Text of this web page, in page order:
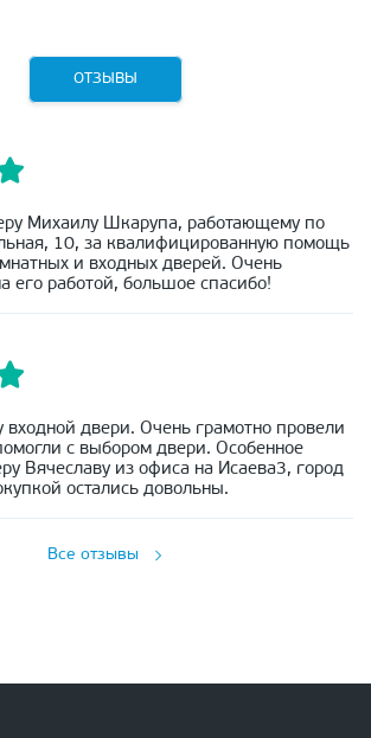
ОТЗЫВЫ
Михаилу Шкарупа, работающему по
10, за квалифицированную помощь
и входных дверей. Очень
его работой, большое спасибо!
входной двери. Очень грамотно провели
с выбором двери. Особенное
Вячеславу из офиса на Исаева3, город
остались довольны.
Все отзывы